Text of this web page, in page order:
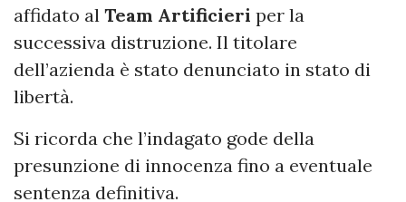
affidato al Team Artificieri per la
successiva distruzione. Il titolare
dell’azienda è stato denunciato in stato di
libertà.
Si ricorda che l’indagato gode della
presunzione di innocenza fino a eventuale
sentenza definitiva.